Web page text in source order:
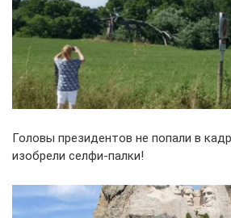
Головы президентов не попали в
изобрели селфи-палки!